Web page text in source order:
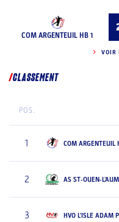
COM ARGENTEUIL HB 1
VOIR
CLASSEMENT
POS.
1 COM ARGENTEUIL
2 AS ST-OUEN-
3 HVO L'ISLE ADAM